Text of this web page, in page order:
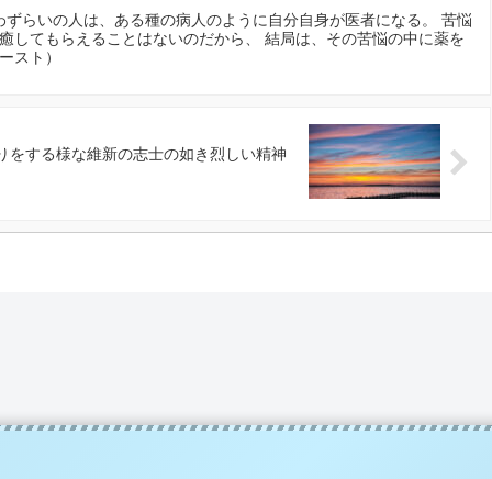
ずらいの人は、ある種の病人のように自分自身が医者になる。 苦悩
してもらえることはないのだから、 結局は、その苦悩の中に薬を
スト）
をする様な維新の志士の如き烈しい精神